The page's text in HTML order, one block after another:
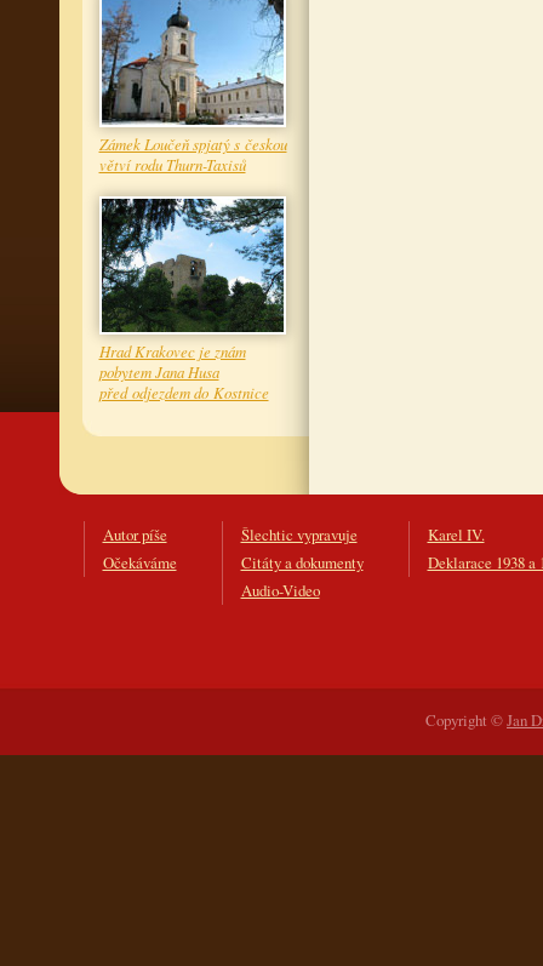
Zámek Loučeň spjatý s českou
větví rodu Thurn-Taxisů
Hrad Krakovec je znám
pobytem Jana Husa
před odjezdem do Kostnice
Autor píše
Očekáváme
Šlechtic vypravuje
Citáty a dokumenty
Audio-Video
Karel IV.
Deklarace 1938 a
Copyright ©Jan